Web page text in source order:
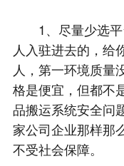
1、尽量少选平
人入驻进去的，给
人，第一环境质量
格是便宜，但都不
品搬运系统安全问
家公司企业那样那
不受社会保障。